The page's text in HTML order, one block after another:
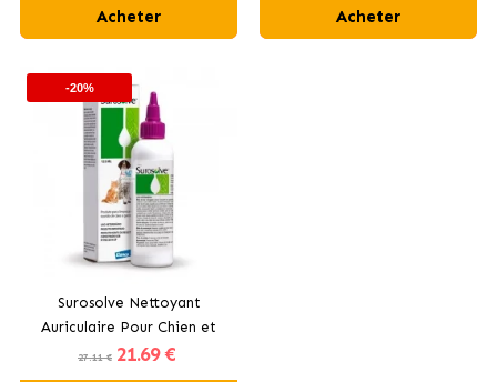
Acheter Acheter
-20%
Surosolve Nettoyant
Auriculaire Pour Chien et
Chat
27.11 € 21.69 €